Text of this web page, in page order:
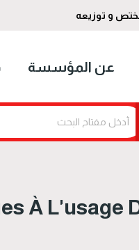
و توزيعه
عن المؤسسة
À L'usage